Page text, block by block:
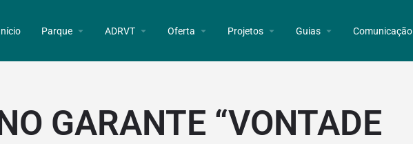
Parque ADRVT Oferta Projetos Guias Comunicação
GARANTE “VONTADE